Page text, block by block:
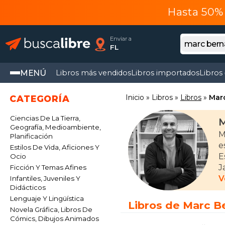
Hasta
Enviar a
FL
MENÚ Libros más vendidosLibros importadosLibros
CATEGORÍA
Ciencias De La Tierra,
Geografía, Medioambiente,
Planificación
Estilos De Vida, Aficiones Y
Ocio
Ficción Y Temas Afines
Infantiles, Juveniles Y
Didácticos
Lenguaje Y Lingüística
Novela Gráfica, Libros De
Cómics, Dibujos Animados
Inicio Libros Libros
Libros de Marc